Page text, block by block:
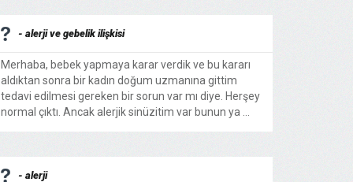
- alerji ve gebelik ilişkisi
Merhaba, bebek yapmaya karar verdik ve bu kararı
aldıktan sonra bir kadın doğum uzmanına gittim
tedavi edilmesi gereken bir sorun var mı diye. Herşey
normal çıktı. Ancak alerjik sinüzitim var bunun ya ...
- alerji